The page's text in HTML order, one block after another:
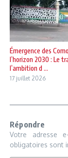
Émergence des
l’horizon 2030 : Le
l’ambition d ...
17 juillet 2026
Répondre
Votre adresse
obligatoires sont